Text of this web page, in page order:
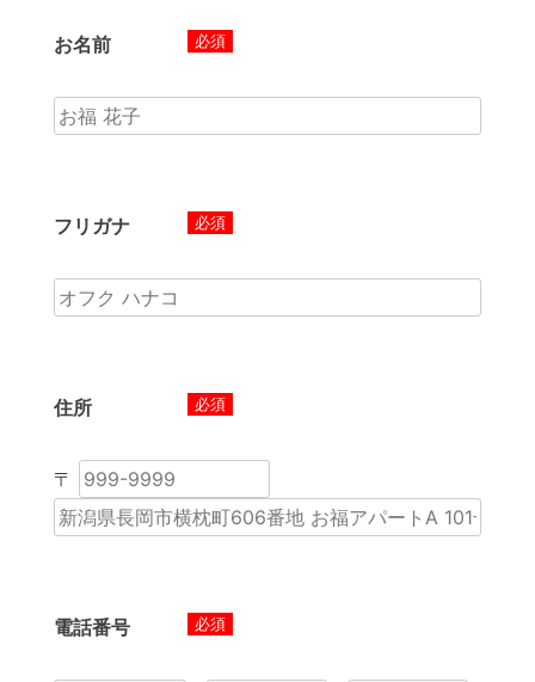
お名前 必須
フリガナ 必須
住所 必須
〒
電話番号 必須